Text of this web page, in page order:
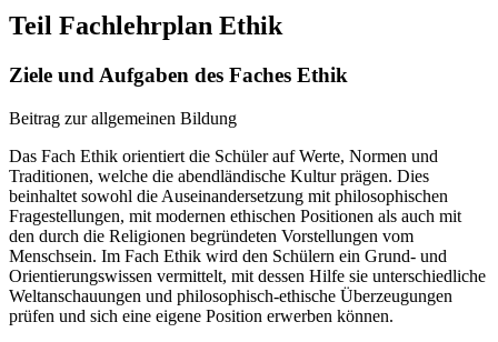
Teil Fachlehrplan Ethik
Ziele und Aufgaben des Faches Ethik
Beitrag zur allgemeinen Bildung
Das Fach Ethik orientiert die Schüler auf Werte, Normen und
Traditionen, welche die abendländische Kultur prägen. Dies
beinhaltet sowohl die Auseinandersetzung mit philosophischen
Fragestellungen, mit modernen ethischen Positionen als auch mit
den durch die Religionen begründeten Vorstellungen vom
Menschsein. Im Fach Ethik wird den Schülern ein Grund- und
Orientierungswissen vermittelt, mit dessen Hilfe sie unterschiedliche
Weltanschauungen und philosophisch-ethische Überzeugungen
prüfen und sich eine eigene Position erwerben können.